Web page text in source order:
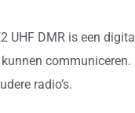
UHF DMR is een
radio’s.